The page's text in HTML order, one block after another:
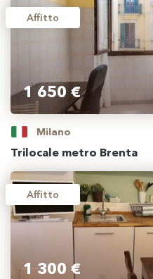
Affitto
1 650 €
Milano
Trilocale metro Brenta
Affitto
1 300 €